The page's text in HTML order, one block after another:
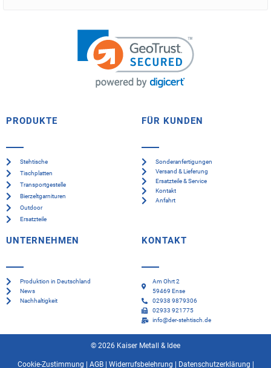
PRODUKTE
Stehtische
Tischplatten
Transportgestelle
Bierzeltgarnituren
Outdoor
Ersatzteile
FÜR KUNDEN
Sonderanfertigungen
Versand & Lieferung
Ersatzteile & Service
Kontakt
Anfahrt
UNTERNEHMEN
Produktion in Deutschland
News
Nachhaltigkeit
KONTAKT
Am Ohrt 2
59469 Ense
02938 9879306
02933 921775
info@der-stehtisch.de
© 2026 Kaiser Metall & Idee
Cookie-Zustimmung AGB| Widerrufsbelehrung Datenschutzerklärung